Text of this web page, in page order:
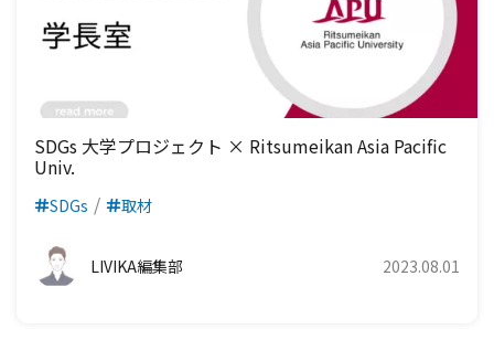
SDGs 大学プロジェクト × Ritsumeikan Asia Pacific
Univ.
SDGs 取材
LIVIKA編集部 2023.08.01